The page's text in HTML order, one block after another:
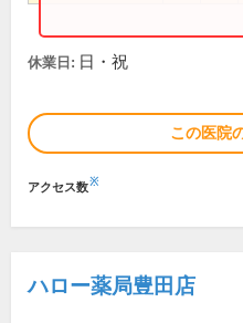
休業日: 日・祝
この医院
アクセス数※
ハロー薬局豊田店